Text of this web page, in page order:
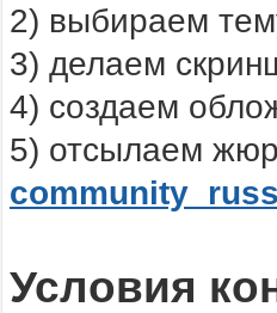
2) выбираем
3) делаем
4) создаем
5) отсылаем
Условия